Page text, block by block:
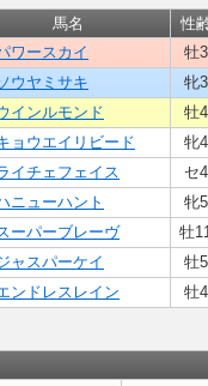
馬名 性
ワースカイ 牡3
ウヤミサキ 牝3
インルモンド 牡4
ョウエイリビード 牝4
イチェフェイス セ4
ニューハント 牝5
ーパーブレーヴ 牡
ャスパーケイ 牡5
ンドレスレイン 牡4